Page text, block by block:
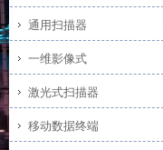
通用扫描器
一维影像式
激光式扫描器
移动数据终端